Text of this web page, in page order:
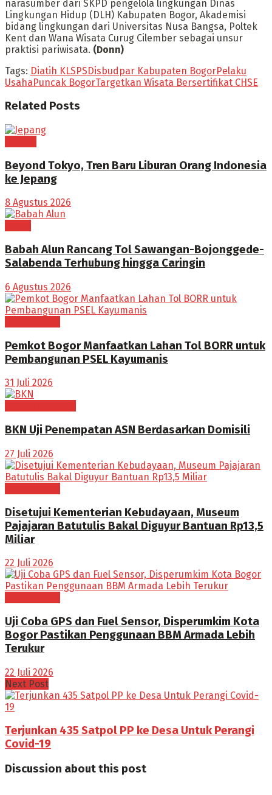
narasumber dari SKPD pengelola lingkungan Dinas
Lingkungan Hidup (DLH) Kabupaten Bogor, Akademisi
bidang lingkungan dari Universitas Nusa Bangsa, Poltek
Kent dan Wana Wisata Curug Cilember sebagai unsur
praktisi pariwisata. (Donn)
Tags: Diatih KLSPSDisbudpar Kabupaten BogorPelaku
UsahaPuncak BogorTargetkan Wisata Bersertifikat CHSE
Related Posts
Beyond Tokyo, Tren Baru Liburan Orang Indonesia
ke Jepang
8 Agustus 2026
Babah Alun Rancang Tol Sawangan-Bojonggede-
Salabenda Terhubung hingga Caringin
6 Agustus 2026
Pemkot Bogor Manfaatkan Lahan Tol BORR untuk
Pembangunan PSEL Kayumanis
31 Juli 2026
BKN Uji Penempatan ASN Berdasarkan Domisili
27 Juli 2026
Disetujui Kementerian Kebudayaan, Museum
Pajajaran Batutulis Bakal Diguyur Bantuan Rp13,5
Miliar
22 Juli 2026
Uji Coba GPS dan Fuel Sensor, Disperumkim Kota
Bogor Pastikan Penggunaan BBM Armada Lebih
Terukur
22 Juli 2026
Next Post
Terjunkan 435 Satpol PP ke Desa Untuk Perangi
Covid-19
Discussion about this post